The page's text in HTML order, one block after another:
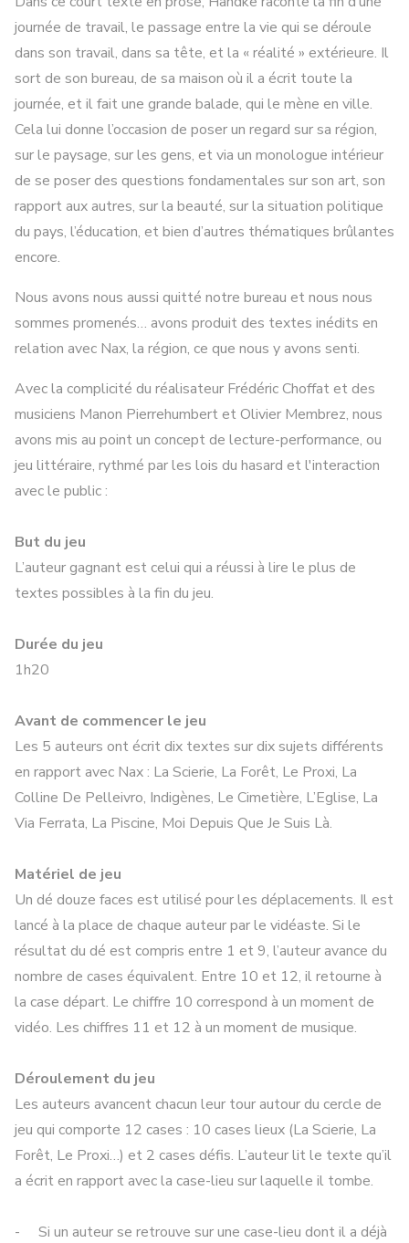
journée de travail, le passage entre la vie qui se déroule
dans son travail, dans sa tête, et la « réalité » extérieure. Il
sort de son bureau, de sa maison où il a écrit toute la
journée, et il fait une grande balade, qui le mène en ville.
Cela lui donne l’occasion de poser un regard sur sa région,
sur le paysage, sur les gens, et via un monologue intérieur
de se poser des questions fondamentales sur son art, son
rapport aux autres, sur la beauté, sur la situation politique
du pays, l’éducation, et bien d’autres thématiques brûlantes
encore.
Nous avons nous aussi quitté notre bureau et nous nous
sommes promenés… avons produit des textes inédits en
relation avec Nax, la région, ce que nous y avons senti.
Avec la complicité du réalisateur Frédéric Choffat et des
musiciens Manon Pierrehumbert et Olivier Membrez, nous
avons mis au point un concept de lecture-performance, ou
jeu littéraire, rythmé par les lois du hasard et l'interaction
avec le public :
But du jeu
L’auteur gagnant est celui qui a réussi à lire le plus de
textes possibles à la fin du jeu.
Durée du jeu
1h20
Avant de commencer le jeu
Les 5 auteurs ont écrit dix textes sur dix sujets différents
en rapport avec Nax : La Scierie, La Forêt, Le Proxi, La
Colline De Pelleivro, Indigènes, Le Cimetière, L’Eglise, La
Via Ferrata, La Piscine, Moi Depuis Que Je Suis Là.
Matériel de jeu
Un dé douze faces est utilisé pour les déplacements. Il est
lancé à la place de chaque auteur par le vidéaste. Si le
résultat du dé est compris entre 1 et 9, l’auteur avance du
nombre de cases équivalent. Entre 10 et 12, il retourne à
la case départ. Le chiffre 10 correspond à un moment de
vidéo. Les chiffres 11 et 12 à un moment de musique.
Déroulement du jeu
Les auteurs avancent chacun leur tour autour du cercle de
jeu qui comporte 12 cases : 10 cases lieux (La Scierie, La
Forêt, Le Proxi…) et 2 cases défis. L’auteur lit le texte qu’il
a écrit en rapport avec la case-lieu sur laquelle il tombe.
- Si un auteur se retrouve sur une case-lieu dont il a déjà